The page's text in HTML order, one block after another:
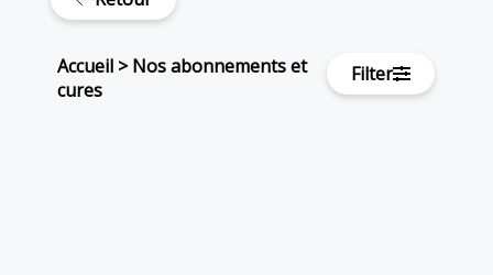
Accueil >Nos abonnements et
cures
Filter